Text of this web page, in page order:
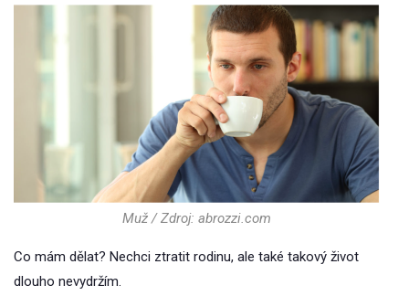
Muž / Zdroj: abrozzi.com
Co mám dělat? Nechci ztratit rodinu, ale také takový život
dlouho nevydržím.